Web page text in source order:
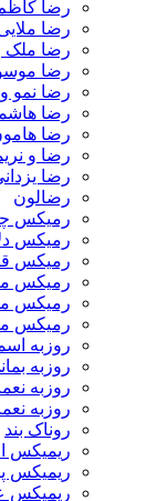
رضا کاظم
رضا
رضا ملک
رضا
رضا نمو
رضا
رضا
رضا و
رضا
رضالون
رمیکس
رمیکس
رمیکس
رمیکس
رمیکس
رمیکس
روزبه
روزبه
روزبه
روزبه
روناک بند
ریمیکس
ریمیکس
ریمیکس